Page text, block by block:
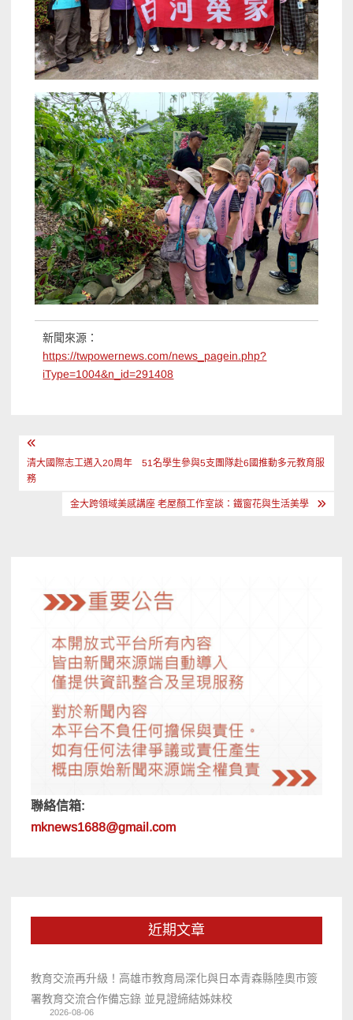
新聞來源：
https://twpowernews.com/news_pagein.php?
iType=1004&n_id=291408
文
章
清大國際志工邁入20周年 51名學生參與5支團隊赴6國推動多元教育服
務
金大跨領域美感講座 老屋顏工作室談：鐵窗花與生活美學
聯絡信箱:
mknews1688@gmail.com
近期文章
教育交流再升級！高雄市教育局深化與日本青森縣陸奧市簽
署教育交流合作備忘錄 並見證締結姊妹校
2026-08-06